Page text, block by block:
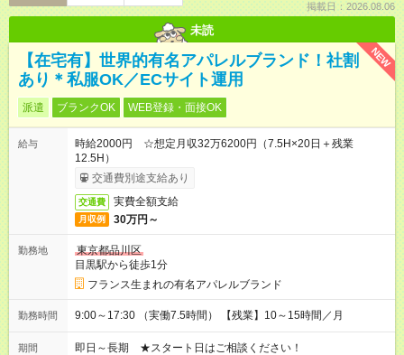
掲載日：2026.08.06
未読
NEW
【在宅有】世界的有名アパレルブランド！社割
あり＊私服OK／ECサイト運用
派遣 ブランクOK WEB登録・面接OK
給与
時給2000円 ☆想定月収32万6200円（7.5H×20日＋残業
12.5H）
交通費別途支給あり
交通費 実費全額支給
月収例 30万円～
勤務地
東京都品川区
目黒駅から徒歩1分
フランス生まれの有名アパレルブランド
勤務時間 9:00～17:30 （実働7.5時間） 【残業】10～15時間／月
期間 即日～長期 ★スタート日はご相談ください！